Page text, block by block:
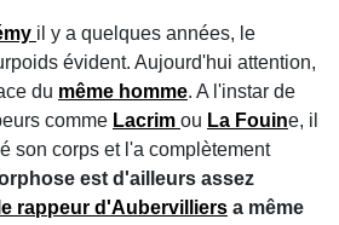
il y a quelques années, le
évident. Aujourd'hui attention,
du même homme. A l'instar de
comme Lacrim ou La Fouine, il
son corps et l'a complètement
est d'ailleurs assez
le rappeur d'Aubervilliers a même